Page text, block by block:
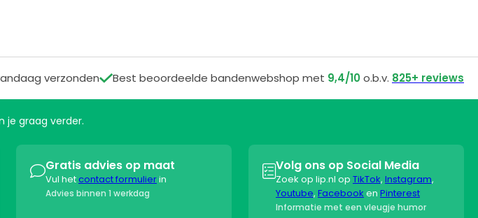
verzondenBest beoordeelde bandenwebshop met 9,4/10o.b.v. 825+ reviews
je graag verder.
Gratis advies op maat
Vul hetcontact formulierin
Advies binnen 1 werkdag
Volg ons op Social Media
Zoek op lip.nl op TikTok, Instagram,
Youtube, Facebook en Pinterest
Informatie met een vleugje humor